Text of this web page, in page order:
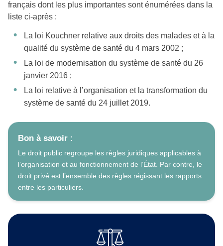
français dont les plus importantes sont énumérées dans la
liste ci-après :
La loi Kouchner relative aux droits des malades et à la
qualité du système de santé du 4 mars 2002 ;
La loi de modernisation du système de santé du 26
janvier 2016 ;
La loi relative à l’organisation et la transformation du
système de santé du 24 juillet 2019.
Bon à savoir :
Le droit public regroupe les règles juridiques applicables à
l’organisation et au fonctionnement de l’État. Par contre, le
droit privé est l’ensemble des règles régissant les rapports
entre les particuliers.